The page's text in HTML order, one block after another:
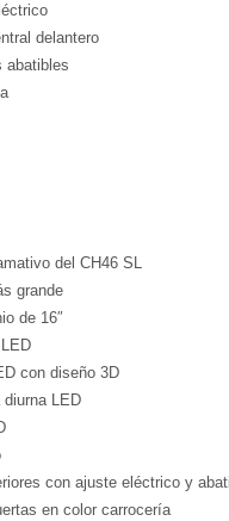
delantero
abatibles
del CH46 SL
grande
de 16″
con diseño 3D
LED
con ajuste eléctrico y
en color carrocería